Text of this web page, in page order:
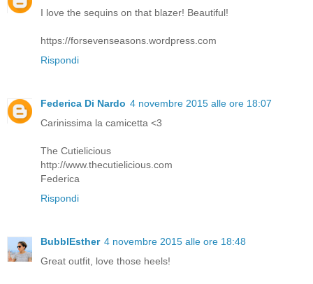
I love the sequins on that blazer! Beautiful!
https://forsevenseasons.wordpress.com
Rispondi
Federica Di Nardo 4 novembre 2015 alle ore 18:07
Carinissima la camicetta <3
The Cutielicious
http://www.thecutielicious.com
Federica
Rispondi
BubblEsther 4 novembre 2015 alle ore 18:48
Great outfit, love those heels!